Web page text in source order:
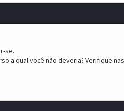
se.
a qual você não deveria? Verifique